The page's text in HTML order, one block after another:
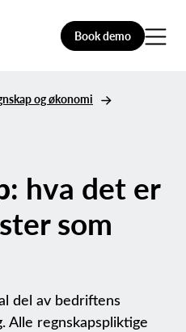
Book demo
og økonomi
: hva det er
som
del av bedriftens
Alle regnskapspliktige